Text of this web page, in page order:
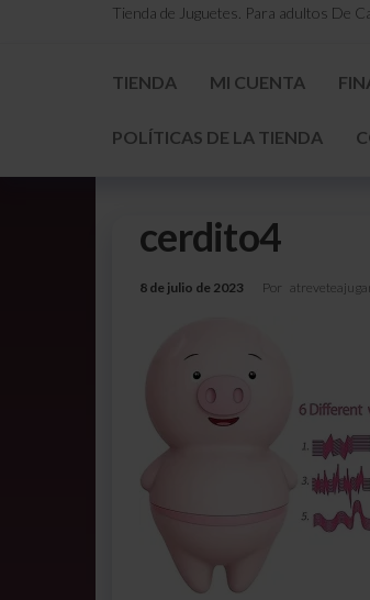
Tienda de Juguetes. Para adultos De
TIENDA MI CUENTA
POLÍTICAS DE LA TIENDA
cerdito4
8 de julio de 2023 Por